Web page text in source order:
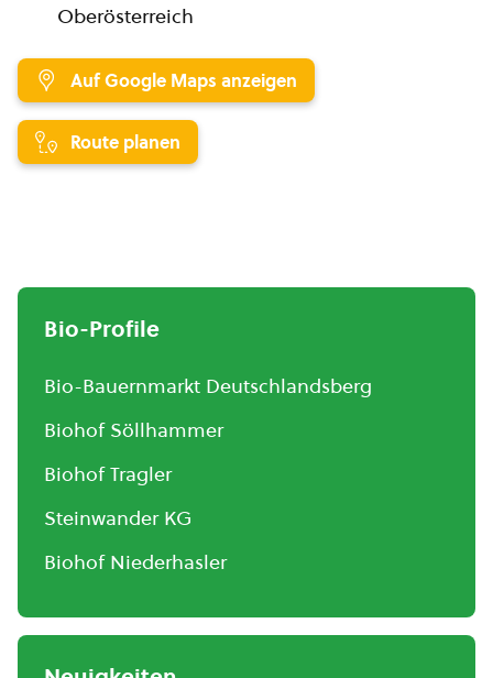
Oberösterreich
Auf Google Maps anzeigen
Route planen
Bio-Profile
Bio-Bauernmarkt Deutschlandsberg
Biohof Söllhammer
Biohof Tragler
Steinwander KG
Biohof Niederhasler